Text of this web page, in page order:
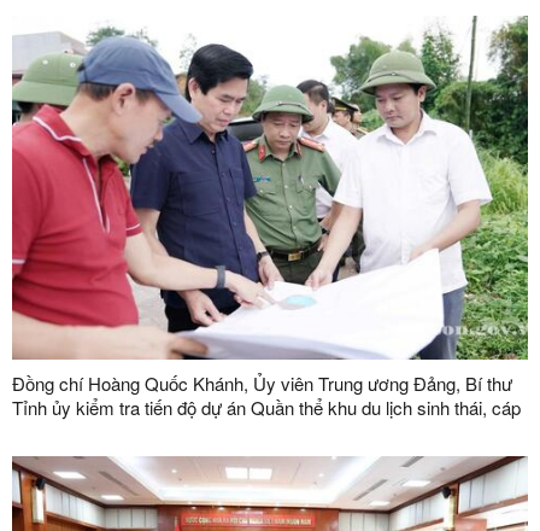
Đồng chí Hoàng Quốc Khánh, Ủy viên Trung ương Đảng, Bí thư
Tỉnh ủy kiểm tra tiến độ dự án Quần thể khu du lịch sinh thái, cáp